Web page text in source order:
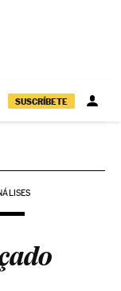
SUSCRÍBETE